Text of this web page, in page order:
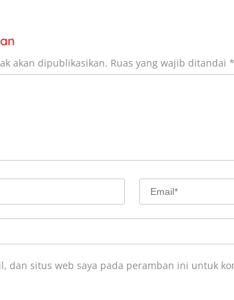
akan dipublikasikan. Ruas yang wajib ditandai *
dan situs web saya pada peramban ini untuk